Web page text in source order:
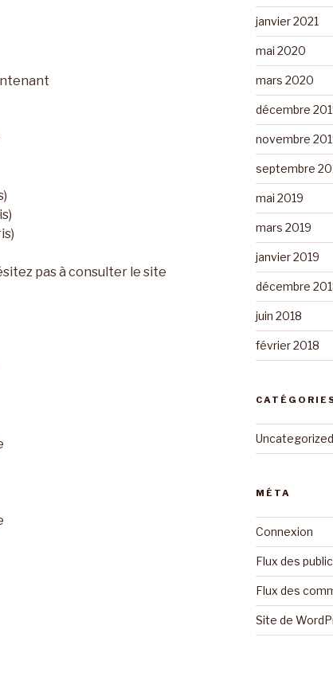
pas à consulter le site
janvier 2021
mai 2020
mars 2020
décembre
novembre
septembre
mai 2019
mars 2019
janvier 2019
décembre
juin 2018
février 2018
Uncategorized
MÉTA
Connexion
Flux des
Flux des
Site de